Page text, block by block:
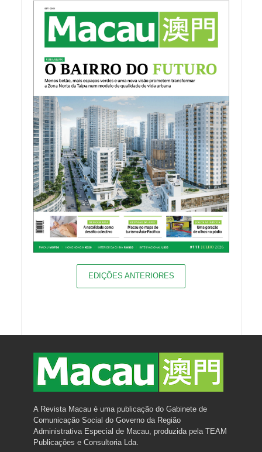
EDIÇÕES ANTERIORES
A Revista Macau é uma publicação do Gabinete de
Comunicação Social do Governo da Região
Administrativa Especial de Macau, produzida pela TEAM
Publicações e Consultoria Lda.